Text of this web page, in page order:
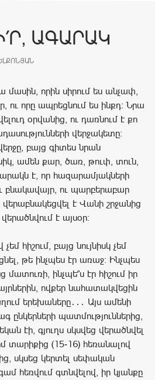
ԱԳԱՐԱԿ
որին սիրում ես անչափ,
ու որը ապրեցնում ես ինքդ։ Նրա
օրվանից, ու դառնում է քո
վերջակետը։
բայց գիտես նրան
ամեն քար, ծառ, թուփ, տուն,
է, որ հազարամյակների
բնակավայր, ու պարբերաբար
է Վանի շրջանից
է այսօր։
հիշում, բայց նույնիսկ չեմ
թե ինչպես էր առաջ։ Ինչպես
մատուռի, ինչպե՞ս էր հիշում իր
ովքեր նահատակվեցին
երեխաները․․․ Այս ամենի
ընկերների պատմություններից,
էի, գյուղս սկսվեց վերածնվել
տարիքից (15-16) հեռանալով
սկսեց կերտել սեփական
հեռվում գտնվելով, իր կյանքը